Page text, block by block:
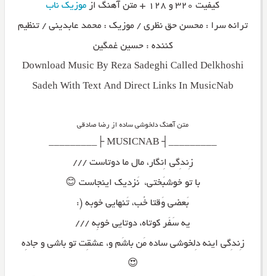
کیفیت ۳۲۰ و ۱۲۸ + متن آهنگ از
موزیک ناب
ترانه سرا : محسن حق نظری / موزیک : محمد عابدینی / تنظیم
کننده : حسین غمگین
Download Music By Reza Sadeghi Called Delkhoshi
Sadeh With Text And Direct Links In MusicNab
متن آهنگ دلخوشی ساده از رضا صادقی
_________┤ MUSICNAB ├_________
زِندِگی اِنگار، مال ما دوتاست ///
با تو خوشبَختی، نَزدیک اینجاست 😊
بَعضی وَقتا خُب، تَنهایی خوبه (:
یه سَفَر کوتاه، دوتایی خوبِه ///
زِندِگی اینه دِلخوشی ساده مَن باشَم و، عشقِت تو باشی و جادِه
😍